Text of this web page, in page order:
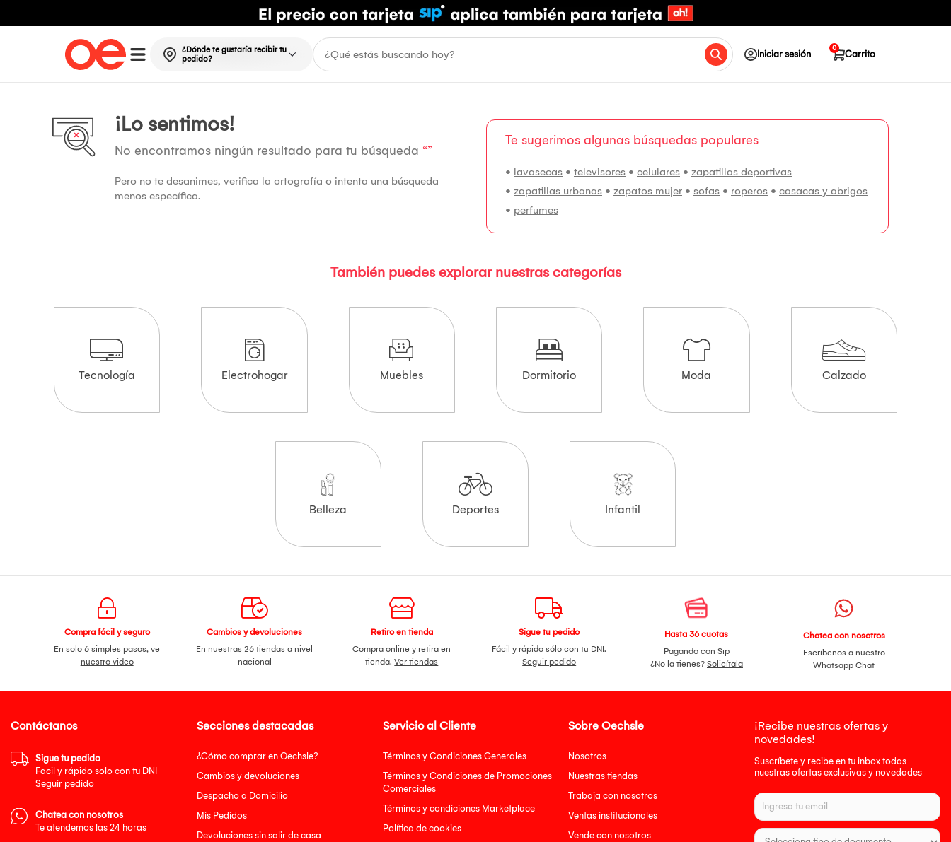
¿Dónde te gustaría recibir tu
pedido?
Iniciar sesión Carrito
0
¡Lo sentimos!
No encontramos ningún resultado para tu búsqueda “”
Pero no te desanimes, verifica la ortografía o intenta una búsqueda
menos específica.
Te sugerimos algunas búsquedas populares
• lavasecas • televisores • celulares • zapatillas deportivas
• zapatillas urbanas • zapatos mujer • sofas • roperos • casacas y abrigos
• perfumes
También puedes explorar nuestras categorías
Tecnología Electrohogar Muebles Dormitorio Moda Calzado
Belleza Deportes Infantil
Compra fácil y seguro
En solo 6 simples pasos,ve
nuestro video
Cambios y devoluciones
En nuestras 26 tiendas a nivel
nacional
Retiro en tienda
Compra online y retira en
tienda.Ver tiendas
Sigue tu pedido
Fácil y rápido sólo con tu DNI.
Seguir pedido
Hasta 36 cuotas
Pagando con Sip
¿No la tienes? Solicítala
Chatea con nosotros
Escríbenos a nuestro
Whatsapp Chat
Secciones destacadas
¿Cómo comprar en Oechsle?
Cambios y devoluciones
Despacho a Domicilio
Mis Pedidos
Devoluciones sin salir de casa
Servicio al Cliente
Términos y Condiciones Generales
Términos y Condiciones de Promociones
Comerciales
Términos y condiciones Marketplace
Política de cookies
Sobre Oechsle
Nosotros
Nuestras tiendas
Trabaja con nosotros
Ventas institucionales
Vende con nosotros
¡Recibe nuestras ofertas y
novedades!
Suscríbete y recibe en tu inbox todas
nuestras ofertas exclusivas y novedades
Contáctanos
Sigue tu pedido
Facil y rápido solo con tu DNI
Seguir pedido
Chatea con nosotros
Te atendemos las 24 horas